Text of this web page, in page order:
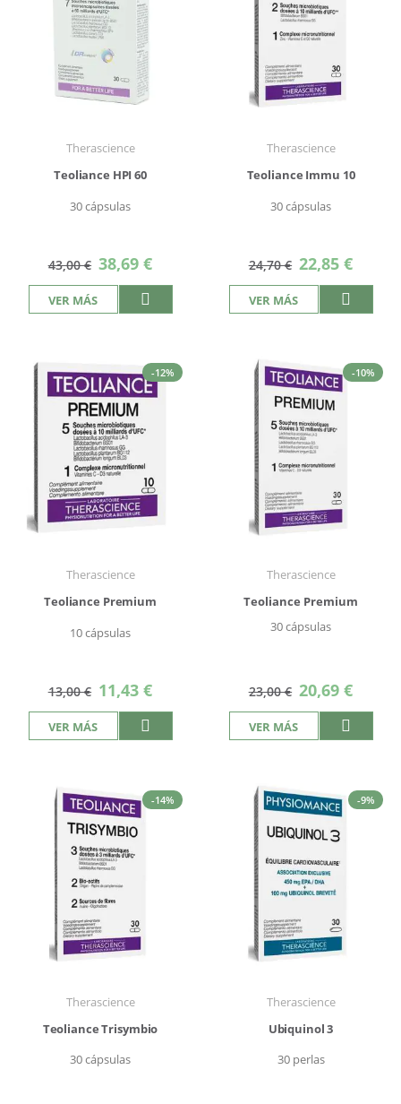
Therascience
Teoliance HPI 60
30 cápsulas
43,00 € Precio
especial
38,69 €
VER MÁS
Therascience
Teoliance Immu 10
30 cápsulas
24,70 € Precio
especial
22,85 €
VER MÁS
-12%
Therascience
Teoliance Premium
10 cápsulas
13,00 € Precio
especial
11,43 €
VER MÁS
-10%
Therascience
Teoliance Premium
30 cápsulas
23,00 € Precio
especial
20,69 €
VER MÁS
-14%
Therascience
Teoliance Trisymbio
30 cápsulas
-9%
Therascience
Ubiquinol 3
30 perlas